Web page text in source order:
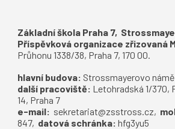
Základní škola Praha 7,
Příspěvková organizace zřizovaná
Průhonu 1338/38, Praha 7, 170 00.
hlavní budova: Strossmayerovo
další pracoviště: Letohradská 1/370,
14, Praha 7
e-mail: sekretariat@zsstross.cz,
847, datová schránka:hfg3yu5